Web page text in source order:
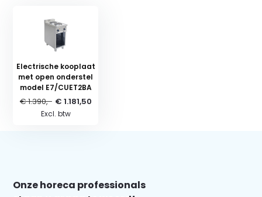
Electrische kooplaat
met open onderstel
model E7/CUET2BA
€ 1.390,- € 1.181,50
Excl. btw
Onze horeca professionals